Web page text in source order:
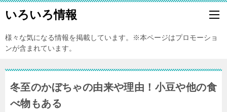
いろいろ情報
様々な気になる情報を掲載しています。※本ページはプロモーショ
ンが含まれています。
冬至のかぼちゃの由来や理由！小豆や他の食
べ物もある